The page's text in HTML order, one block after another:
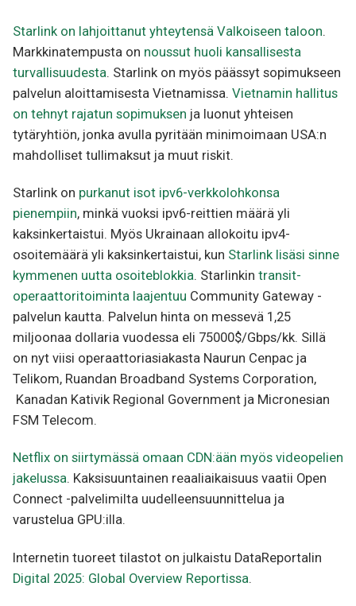
Starlink on lahjoittanut yhteytensä Valkoiseen taloon.
Markkinatempusta on noussut huoli kansallisesta
turvallisuudesta. Starlink on myös päässyt sopimukseen
palvelun aloittamisesta Vietnamissa. Vietnamin hallitus
on tehnyt rajatun sopimuksen ja luonut yhteisen
tytäryhtiön, jonka avulla pyritään minimoimaan USA:n
mahdolliset tullimaksut ja muut riskit.
Starlink on purkanut isot ipv6-verkkolohkonsa
pienempiin, minkä vuoksi ipv6-reittien määrä yli
kaksinkertaistui. Myös Ukrainaan allokoitu ipv4-
osoitemäärä yli kaksinkertaistui, kun Starlink lisäsi sinne
kymmenen uutta osoiteblokkia. Starlinkin transit-
operaattoritoiminta laajentuu Community Gateway -
palvelun kautta. Palvelun hinta on messevä 1,25
miljoonaa dollaria vuodessa eli 75000$/Gbps/kk. Sillä
on nyt viisi operaattoriasiakasta Naurun Cenpac ja
Telikom, Ruandan Broadband Systems Corporation,
Kanadan Kativik Regional Government ja Micronesian
FSM Telecom.
Netflix on siirtymässä omaan CDN:ään myös videopelien
jakelussa. Kaksisuuntainen reaaliaikaisuus vaatii Open
Connect -palvelimilta uudelleensuunnittelua ja
varustelua GPU:illa.
Internetin tuoreet tilastot on julkaistu DataReportalin
Digital 2025: Global Overview Reportissa.